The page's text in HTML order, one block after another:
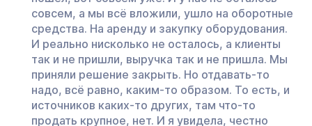
совсем, а мы всё вложили, ушло на оборотные
средства. На аренду и закупку оборудования.
И реально нисколько не осталось, а клиенты
так и не пришли, выручка так и не пришла. Мы
приняли решение закрыть. Но отдавать-то
надо, всё равно, каким-то образом. То есть, и
источников каких-то других, там что-то
продать крупное, нет. И я увидела, честно